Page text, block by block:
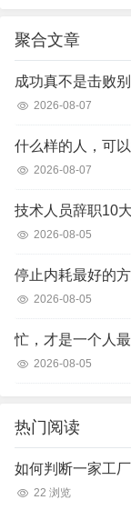
聚合文章
成功真不是击败
2026-08-07
什么样的人，可
2026-08-07
技术人员辞职10
2026-08-05
停止内耗最好的
2026-08-05
忙，才是一个人
2026-08-05
热门阅读
如何判断一家工
22 浏览